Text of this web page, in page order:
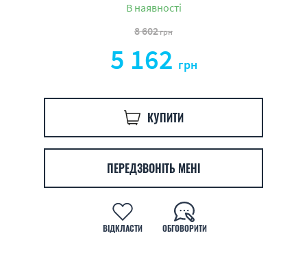
В наявності
8 602грн
5 162 грн
КУПИТИ
ПЕРЕДЗВОНІТЬ МЕНІ
ВІДКЛАСТИ ОБГОВОРИТИ